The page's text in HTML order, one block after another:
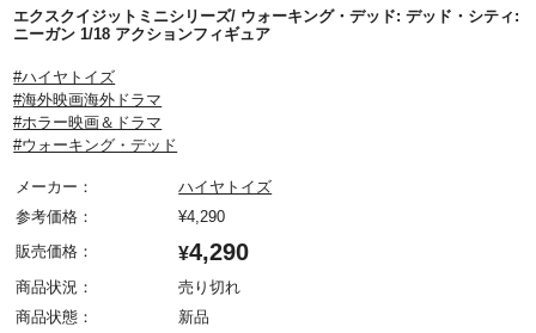
エクスクイジットミニシリーズ/ ウォーキング・デッド: デッド・シティ:
ニーガン 1/18 アクションフィギュア
#ハイヤトイズ
#海外映画海外ドラマ
#ホラー映画＆ドラマ
#ウォーキング・デッド
メーカー：
ハイヤトイズ
参考価格：
¥4,290
販売価格：
¥4,290
商品状況：
売り切れ
商品状態：
新品